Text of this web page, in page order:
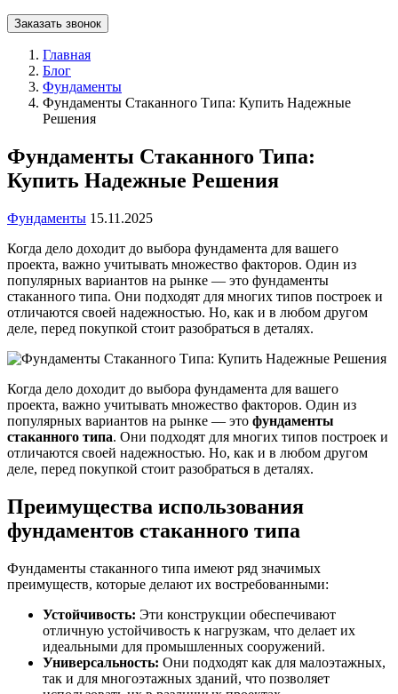
Заказать звонок
Главная
Блог
Фундаменты
Фундаменты Стаканного Типа: Купить Надежные
Решения
Фундаменты Стаканного Типа:
Купить Надежные Решения
Фундаменты 15.11.2025
Когда дело доходит до выбора фундамента для вашего
проекта, важно учитывать множество факторов. Один из
популярных вариантов на рынке — это фундаменты
стаканного типа. Они подходят для многих типов построек и
отличаются своей надежностью. Но, как и в любом другом
деле, перед покупкой стоит разобраться в деталях.
Когда дело доходит до выбора фундамента для вашего
проекта, важно учитывать множество факторов. Один из
популярных вариантов на рынке — это фундаменты
стаканного типа. Они подходят для многих типов построек и
отличаются своей надежностью. Но, как и в любом другом
деле, перед покупкой стоит разобраться в деталях.
Преимущества использования
фундаментов стаканного типа
Фундаменты стаканного типа имеют ряд значимых
преимуществ, которые делают их востребованными:
Устойчивость: Эти конструкции обеспечивают
отличную устойчивость к нагрузкам, что делает их
идеальными для промышленных сооружений.
Универсальность: Они подходят как для малоэтажных,
так и для многоэтажных зданий, что позволяет